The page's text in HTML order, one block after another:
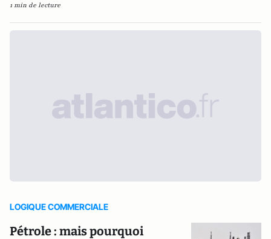
1 min de lecture
LOGIQUE COMMERCIALE
Pétrole : mais pourquoi